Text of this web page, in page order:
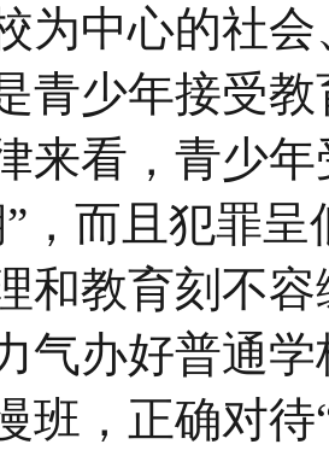
为中心的社
青少年接受
来看，青少
，而且犯罪
和教育刻不
气办好普通
班，正确对待